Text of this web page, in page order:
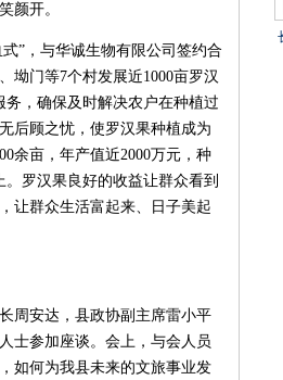
颜开。
”，与华诚生物有限公司签约合
坳门等7个村发展近1000亩罗汉
，确保及时解决农户在种植过
后顾之忧，使罗汉果种植成为
余亩，年产值近2000万元，种
罗汉果良好的收益让群众看到
让群众生活富起来、日子美起
周安达，县政协副主席雷小平
士参加座谈。会上，与会人员
如何为我县未来的文旅事业发